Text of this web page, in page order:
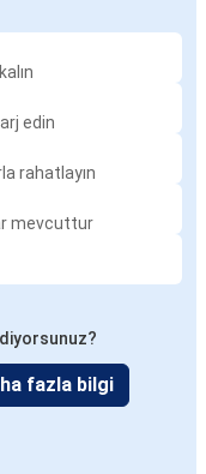
edin
rahatlayın
mevcuttur
fazla bilgi